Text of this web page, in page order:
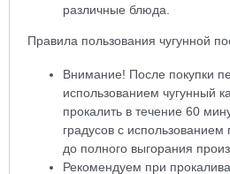
различные блюда.
Правила пользования чугунной
Внимание! После покупки
использованием чугунный
прокалить в течение 60
градусов с
до полного выгорания
Рекомендуем при